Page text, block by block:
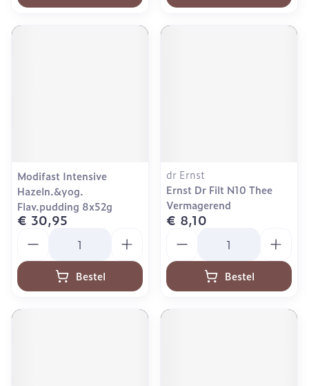
Modifast Intensive
Hazeln.&yog.
Flav.pudding 8x52g
€ 30,95
Bestel
dr Ernst
Ernst Dr Filt N10 Thee
Vermagerend
€ 8,10
Bestel